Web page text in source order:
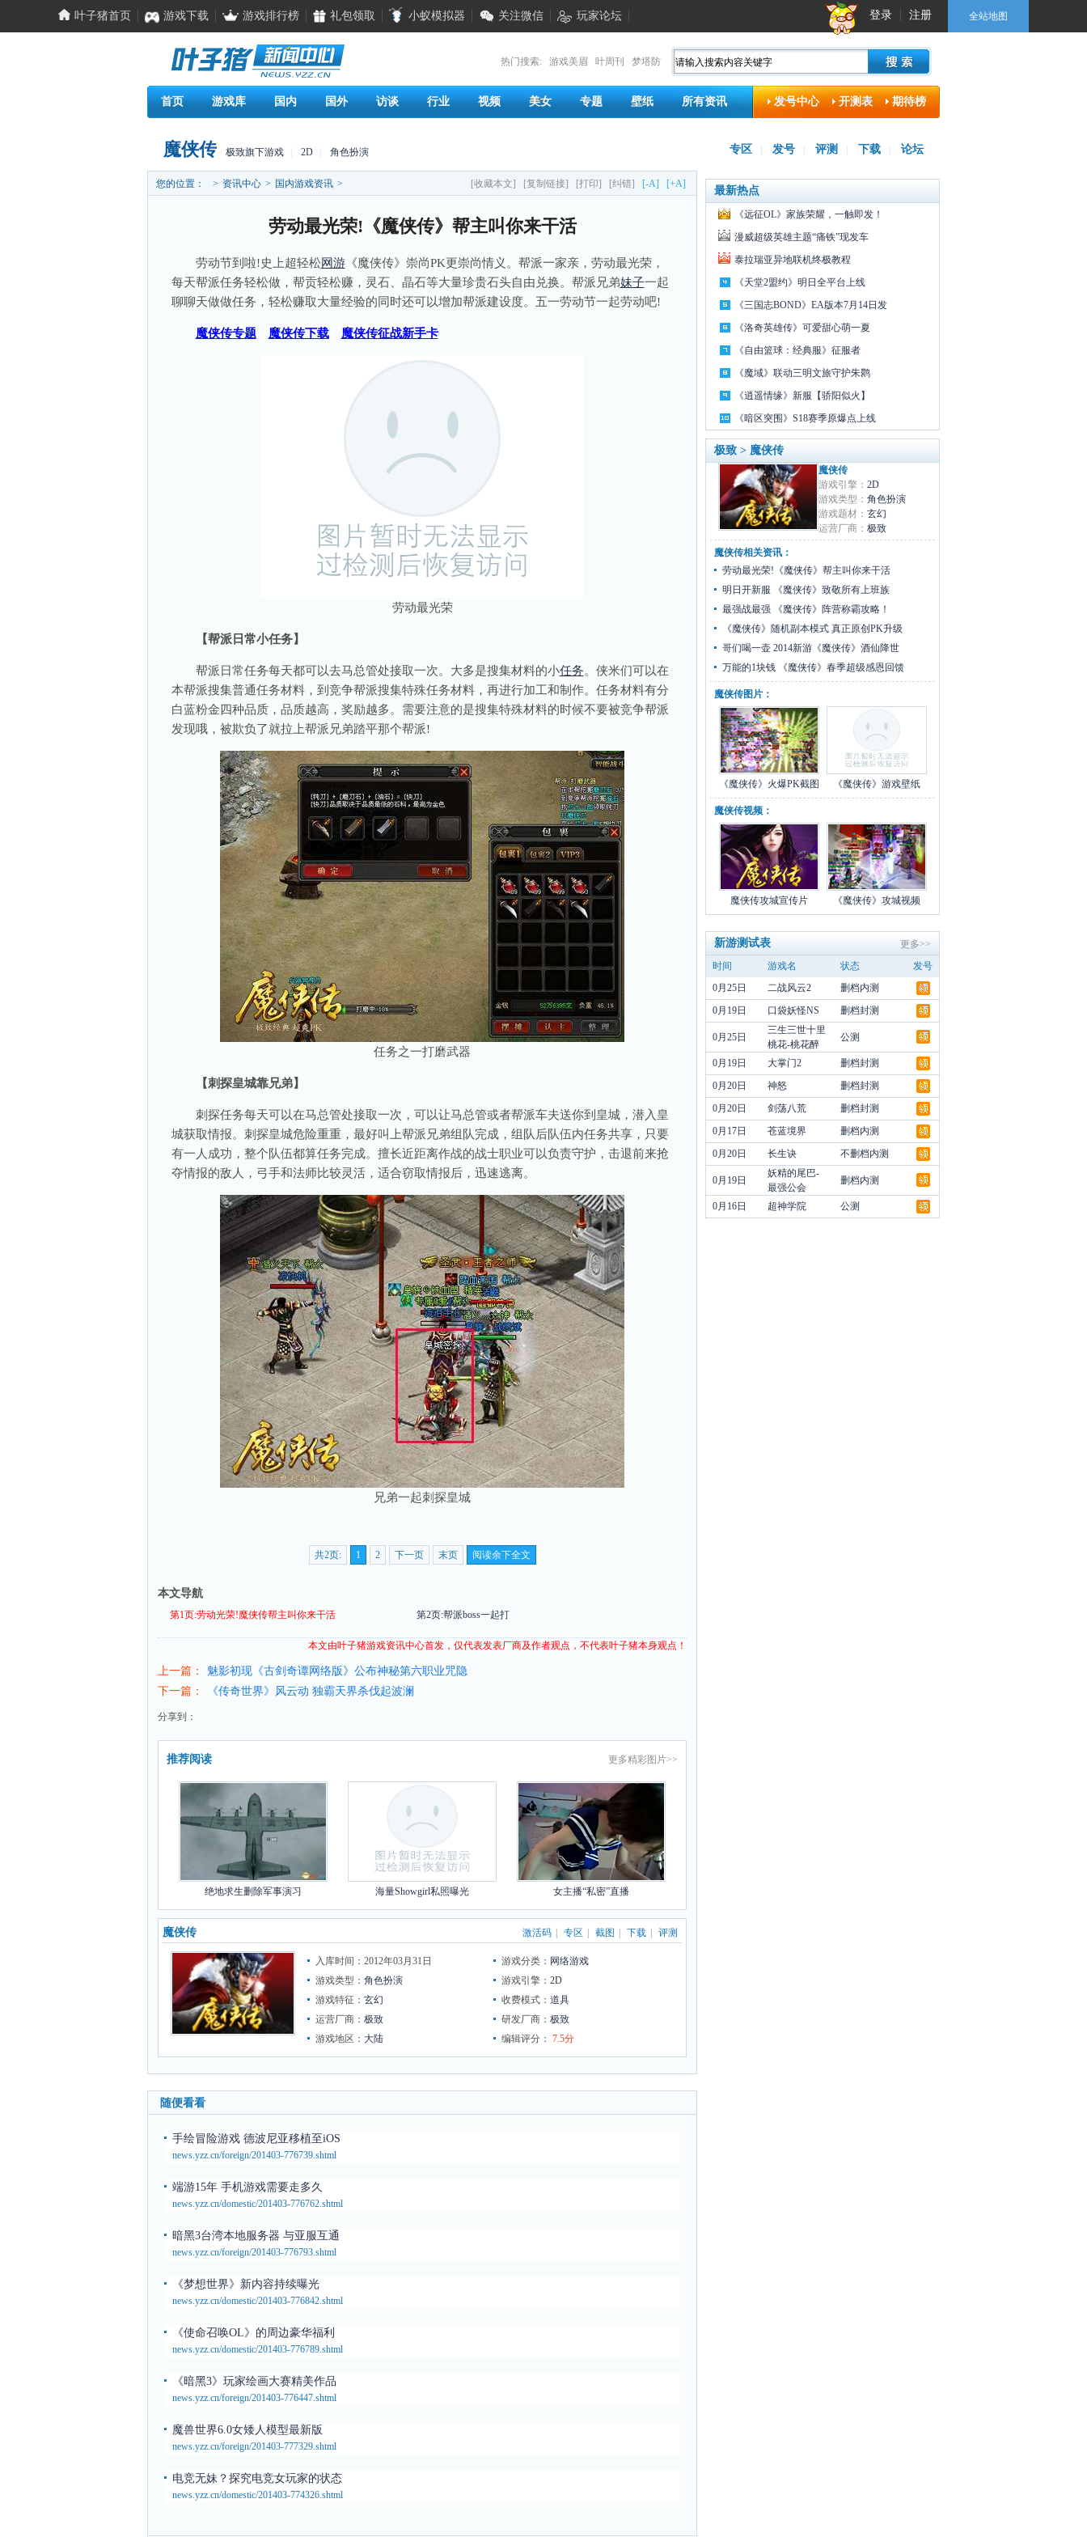
叶子猪首页 游戏下载 游戏排行榜 礼包领取 小蚁模拟器 关注微信 玩家论坛 登录 注册 全站地图
热门搜索: 游戏美眉 叶周刊 梦塔防
首页 游戏库 国内 国外 访谈 行业 视频 美女 专题 壁纸 所有资讯 发号中心 开测表 期待榜
魔侠传 极致旗下游戏 2D 角色扮演 专区 发号 评测 下载 论坛
您的位置： > 资讯中心 > 国内游戏资讯 > [收藏本文] [复制链接] [打印] [纠错] [-A] [+A]
劳动最光荣!《魔侠传》帮主叫你来干活
劳动节到啦!史上超轻松网游《魔侠传》崇尚PK更崇尚情义。帮派一家亲，劳动最光荣，
每天帮派任务轻松做，帮贡轻松赚，灵石、晶石等大量珍贵石头自由兑换。帮派兄弟妹子一起
聊聊天做做任务，轻松赚取大量经验的同时还可以增加帮派建设度。五一劳动节一起劳动吧!
魔侠传专题 魔侠传下载 魔侠传征战新手卡
劳动最光荣
【帮派日常小任务】
帮派日常任务每天都可以去马总管处接取一次。大多是搜集材料的小任务。侠米们可以在
本帮派搜集普通任务材料，到竞争帮派搜集特殊任务材料，再进行加工和制作。任务材料有分
白蓝粉金四种品质，品质越高，奖励越多。需要注意的是搜集特殊材料的时候不要被竞争帮派
发现哦，被欺负了就拉上帮派兄弟踏平那个帮派!
任务之一打磨武器
【刺探皇城靠兄弟】
刺探任务每天可以在马总管处接取一次，可以让马总管或者帮派车夫送你到皇城，潜入皇
城获取情报。刺探皇城危险重重，最好叫上帮派兄弟组队完成，组队后队伍内任务共享，只要
有一人成功，整个队伍都算任务完成。擅长近距离作战的战士职业可以负责守护，击退前来抢
夺情报的敌人，弓手和法师比较灵活，适合窃取情报后，迅速逃离。
兄弟一起刺探皇城
共2页: 1 2 下一页 末页 阅读余下全文
本文导航
第1页:劳动光荣!魔侠传帮主叫你来干活 第2页:帮派boss一起打
本文由叶子猪游戏资讯中心首发，仅代表发表厂商及作者观点，不代表叶子猪本身观点！
上一篇：
魅影初现《古剑奇谭网络版》公布神秘第六职业咒隐
下一篇：
《传奇世界》风云动 独霸天界杀伐起波澜
分享到：
推荐阅读 更多精彩图片>>
绝地求生删除军事演习 海量Showgirl私照曝光 女主播“私密”直播
魔侠传 激活码 专区 截图 下载 评测
入库时间：2012年03月31日 游戏分类： 网络游戏
游戏类型： 角色扮演 游戏引擎： 2D
游戏特征： 玄幻 收费模式： 道具
运营厂商： 极致 研发厂商： 极致
游戏地区： 大陆 编辑评分： 7.5分
随便看看
手绘冒险游戏 德波尼亚移植至iOS
news.yzz.cn/foreign/201403-776739.shtml
端游15年 手机游戏需要走多久
news.yzz.cn/domestic/201403-776762.shtml
暗黑3台湾本地服务器 与亚服互通
news.yzz.cn/foreign/201403-776793.shtml
《梦想世界》新内容持续曝光
news.yzz.cn/domestic/201403-776842.shtml
《使命召唤OL》的周边豪华福利
news.yzz.cn/domestic/201403-776789.shtml
《暗黑3》玩家绘画大赛精美作品
news.yzz.cn/foreign/201403-776447.shtml
魔兽世界6.0女矮人模型最新版
news.yzz.cn/foreign/201403-777329.shtml
电竞无妹？探究电竞女玩家的状态
news.yzz.cn/domestic/201403-774326.shtml
最新热点
《远征OL》家族荣耀，一触即发！
漫威超级英雄主题“痛铁”现发车
泰拉瑞亚异地联机终极教程
《天堂2盟约》明日全平台上线
《三国志BOND》EA版本7月14日发
《洛奇英雄传》可爱甜心萌一夏
《自由篮球：经典服》征服者
《魔域》联动三明文旅守护朱鹮
《逍遥情缘》新服【骄阳似火】
《暗区突围》S18赛季原爆点上线
极致 > 魔侠传
魔侠传
游戏引擎： 2D
游戏类型： 角色扮演
游戏题材： 玄幻
运营厂商： 极致
魔侠传相关资讯：
劳动最光荣!《魔侠传》帮主叫你来干活
明日开新服 《魔侠传》致敬所有上班族
最强战最强 《魔侠传》阵营称霸攻略！
《魔侠传》随机副本模式 真正原创PK升级
哥们喝一壶 2014新游《魔侠传》酒仙降世
万能的1块钱 《魔侠传》春季超级感恩回馈
魔侠传图片：
《魔侠传》火爆PK截图 《魔侠传》游戏壁纸
魔侠传视频：
魔侠传攻城宣传片 《魔侠传》攻城视频
新游测试表
更多>>
时间
游戏名 状态
发号
0月25日
二战风云2 删档内测
0月19日 口袋妖怪NS 删档封测
0月25日
三生三世十里
桃花-桃花醉
公测
0月19日 大掌门2 删档封测
0月20日 神怒 删档封测
0月20日 剑荡八荒 删档封测
0月17日 苍蓝境界 删档内测
0月20日 长生诀 不删档内测
0月19日
妖精的尾巴-
最强公会
删档内测
0月16日 超神学院 公测